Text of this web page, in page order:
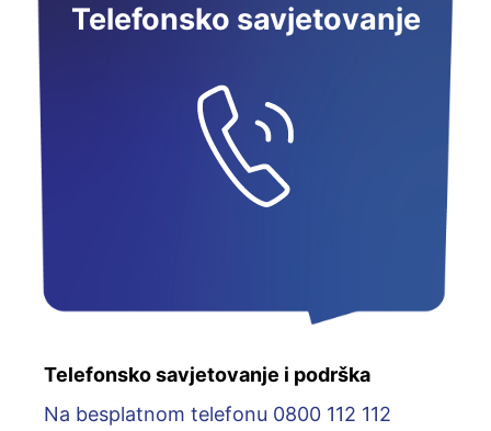
Telefonsko savjetovanje
Telefonsko savjetovanje i podrška
Na besplatnom telefonu 0800 112 112